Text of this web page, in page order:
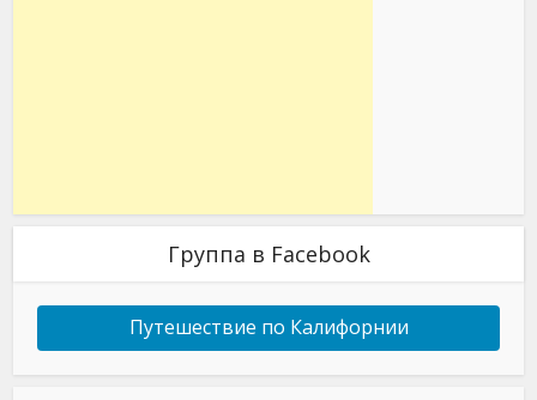
Группа в Facebook
Путешествие по Калифорнии